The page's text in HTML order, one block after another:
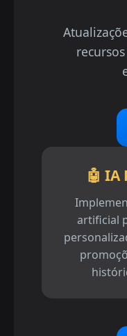
🤖 IA
artificial